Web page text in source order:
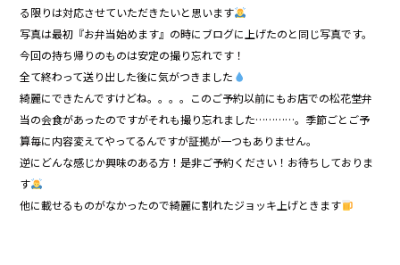
る限りは対応させていただきたいと思います
写真は最初『お弁当始めます』の時にブログに上げたのと同じ写真です。
今回の持ち帰りのものは安定の撮り忘れです！
全て終わって送り出した後に気がつきました
綺麗にできたんですけどね。。。。このご予約以前にもお店での松花堂弁
当の会食があったのですがそれも撮り忘れました…………。季節ごとご予
算毎に内容変えてやってるんですが証拠が一つもありません。
逆にどんな感じか興味のある方！是非ご予約ください！お待ちしておりま
す
他に載せるものがなかったので綺麗に割れたジョッキ上げときます